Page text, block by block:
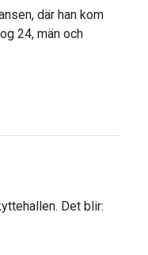
där han kom
24, män och
Det blir: